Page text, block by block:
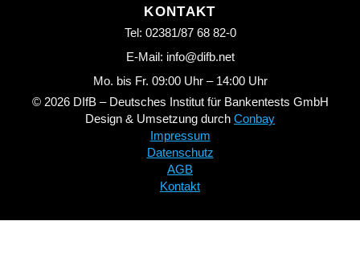
KONTAKT
Tel: 02381/87 68 82-0
E-Mail: info@difb.net
Mo. bis Fr. 09:00 Uhr – 14:00 Uhr
© 2026 DIfB – Deutsches Institut für Bankentests GmbH
Design & Umsetzung durch Conbay
Impressum
Datenschutz
AGB
Kontakt